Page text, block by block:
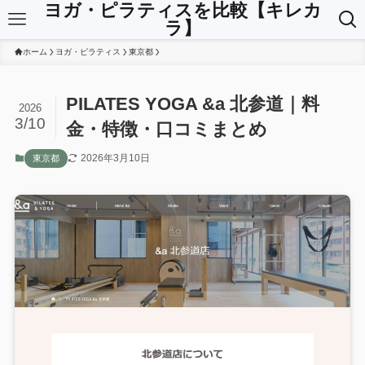
ヨガ・ピラティスを比較【キレカ
ラ】
ホーム ヨガ・ピラティス 東京都
PILATES YOGA &a 北参道｜料
金・特徴・口コミまとめ
2026
3/10
東京都 2026年3月10日